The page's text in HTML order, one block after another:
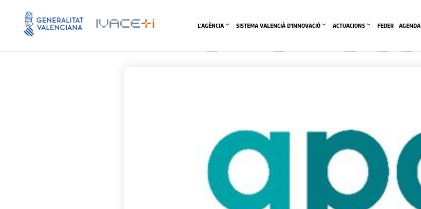
L'AGÈNCIA SISTEMA VALENCIÀ D'INNOVACIÓ ACTUACIONS FEDER AGENDA